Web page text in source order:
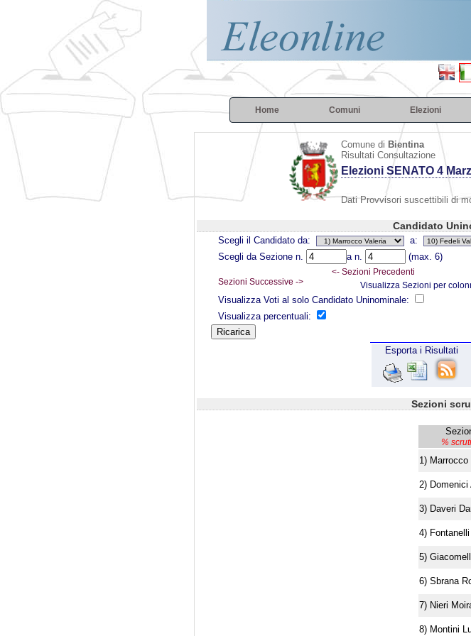
Home Comuni Elezioni
Comune di Bientina
Risultati Consultazione
Elezioni SENATO 4
Dati Provvisori suscettibili di
Candidato
Scegli il Candidato da:
a:
Scegli da Sezione n.
a n. (max. 6)
<- Sezioni Precedenti
Sezioni Successive ->
Visualizza Sezioni per
Visualizza Voti al solo Candidato Uninominale:
Visualizza percentuali:
Esporta i Risultati
Sezioni
%
1) Marrocco
2) Domenici
3) Daveri
4)
5)
6) Sbrana
7) Nieri
8) Montini